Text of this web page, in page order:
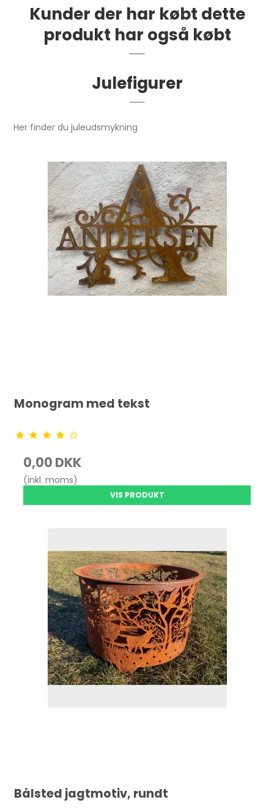
Kunder der har købt dette
produkt har også købt
Julefigurer
Her finder du juleudsmykning
Monogram med tekst
0,00 DKK
(inkl. moms)
VIS PRODUKT
Bålsted jagtmotiv, rundt